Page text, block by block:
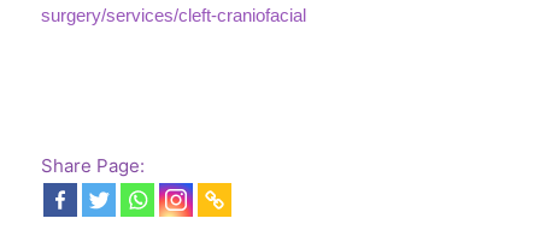
surgery/services/cleft-craniofacial
Share Page: